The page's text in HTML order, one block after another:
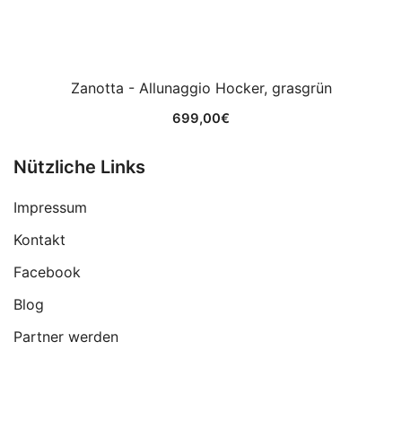
Zanotta - Allunaggio Hocker, grasgrün
699,00€
Nützliche Links
Impressum
Kontakt
Facebook
Blog
Partner werden